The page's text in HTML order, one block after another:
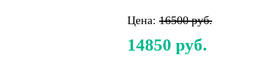
Цена: 16500 руб.
14850 руб.